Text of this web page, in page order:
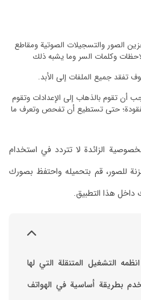
الصور والتسجيلات الصوتية ومقاطع
وكلمات السر وما يشبه ذلك
تفقد جميع الملفات إلى الأبد.
أن تقوم بالذهاب إلى الإعدادات وتقوم
حتى تستطيع أن تفحص وتعرف ما
الزائدة لا تتردد في استخدام
للصور، قم بتحميله واحتفظ بصورك
داخل هذا التطبيق.
التشغيل المتنقلة التي لها
بطريقة أساسية في الهواتف